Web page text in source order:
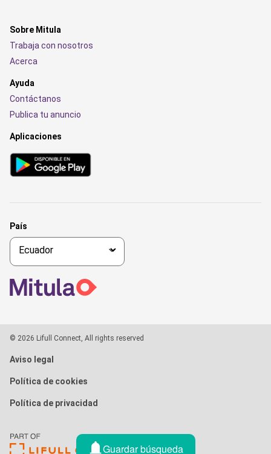
Guardar búsqueda
Sobre Mitula
Trabaja con nosotros
Acerca
Ayuda
Contáctanos
Publica tu anuncio
Aplicaciones
País
© 2026 Lifull Connect, All rights reserved
Aviso legal
Política de cookies
Política de privacidad